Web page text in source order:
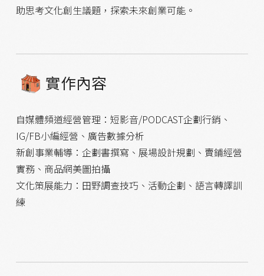
助思考文化創生議題，探索未來創業可能。
實作內容
自媒體頻道經營管理：短影音/PODCAST企劃行銷、
IG/FB小編經營、廣告數據分析
新創事業輔導：企劃書撰寫、展場設計規劃、賣鋪經營
實務、商品網美圖拍攝
文化策展能力：田野調查技巧、活動企劃、語言轉譯訓
練